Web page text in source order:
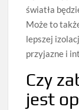
światła
Może to
lepszej
przyjazne i
Czy
jest